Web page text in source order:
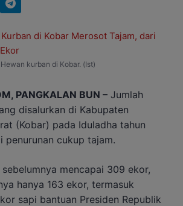
Hewan kurban di Kobar. (Ist)
PANGKALAN BUN – Jumlah
disalurkan di Kabupaten
(Kobar) pada Iduladha tahun
penurunan cukup tajam.
mencapai 309 ekor,
hanya 163 ekor, termasuk
sapi bantuan Presiden Republik